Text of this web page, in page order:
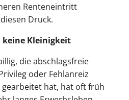
Renteneintritt
Druck.
keine Kleinigkeit
die abschlagsfreie
oder Fehlanreiz
gearbeitet hat, hat oft früh